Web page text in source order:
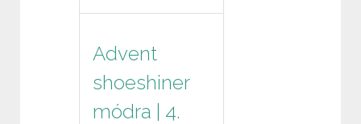
Advent
shoeshiner
módra | 4.